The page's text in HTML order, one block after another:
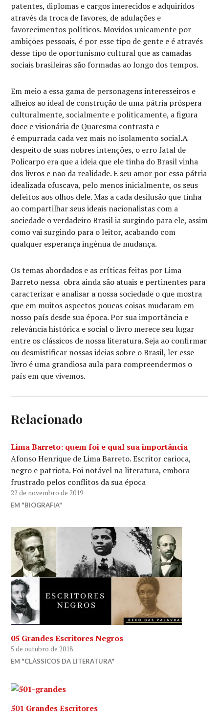
patentes, diplomas e cargos imerecidos e adquiridos
através da troca de favores, de adulações e
favorecimentos políticos. Movidos unicamente por
ambições pessoais, é por esse tipo de gente e é através
desse tipo de oportunismo cultural que as camadas
sociais brasileiras são formadas ao longo dos tempos.
Em meio a essa gama de personagens interesseiros e
alheios ao ideal de construção de uma pátria próspera
culturalmente, socialmente e politicamente, a figura
doce e visionária de Quaresma contrasta e
é empurrada cada vez mais no isolamento social.A
despeito de suas nobres intenções, o erro fatal de
Policarpo era que a ideia que ele tinha do Brasil vinha
dos livros e não da realidade. E seu amor por essa pátria
idealizada ofuscava, pelo menos inicialmente, os seus
defeitos aos olhos dele. Mas a cada desilusão que tinha
ao compartilhar seus ideais nacionalistas com a
sociedade o verdadeiro Brasil ia surgindo para ele, assim
como vai surgindo para o leitor, acabando com
qualquer esperança ingênua de mudança.
Os temas abordados e as críticas feitas por Lima
Barreto nessa obra ainda são atuais e pertinentes para
caracterizar e analisar a nossa sociedade o que mostra
que em muitos aspectos poucas coisas mudaram em
nosso país desde sua época. Por sua importância e
relevância histórica e social o livro merece seu lugar
entre os clássicos de nossa literatura. Seja ao confirmar
ou desmistificar nossas ideias sobre o Brasil, ler esse
livro é uma grandiosa aula para compreendermos o
país em que vivemos.
Relacionado
Lima Barreto: quem foi e qual sua importância
Afonso Henrique de Lima Barreto. Escritor carioca,
negro e patriota. Foi notável na literatura, embora
frustrado pelos conflitos da sua época
22 de novembro de 2019
EM "BIOGRAFIA"
05 Grandes Escritores Negros
5 de outubro de 2018
EM "CLÁSSICOS DA LITERATURA"
501 Grandes Escritores